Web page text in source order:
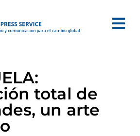
total de
un arte